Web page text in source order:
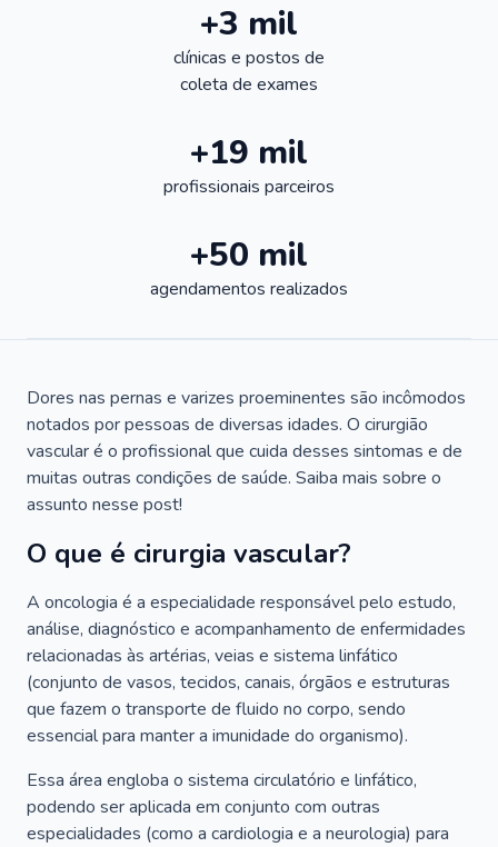
+3 mil
clínicas e postos de
coleta de exames
+19 mil
profissionais parceiros
+50 mil
agendamentos realizados
Dores nas pernas e varizes proeminentes são incômodos
notados por pessoas de diversas idades. O cirurgião
vascular é o profissional que cuida desses sintomas e de
muitas outras condições de saúde. Saiba mais sobre o
assunto nesse post!
O que é cirurgia vascular?
A oncologia é a especialidade responsável pelo estudo,
análise, diagnóstico e acompanhamento de enfermidades
relacionadas às artérias, veias e sistema linfático
(conjunto de vasos, tecidos, canais, órgãos e estruturas
que fazem o transporte de fluido no corpo, sendo
essencial para manter a imunidade do organismo).
Essa área engloba o sistema circulatório e linfático,
podendo ser aplicada em conjunto com outras
especialidades (como a cardiologia e a neurologia) para